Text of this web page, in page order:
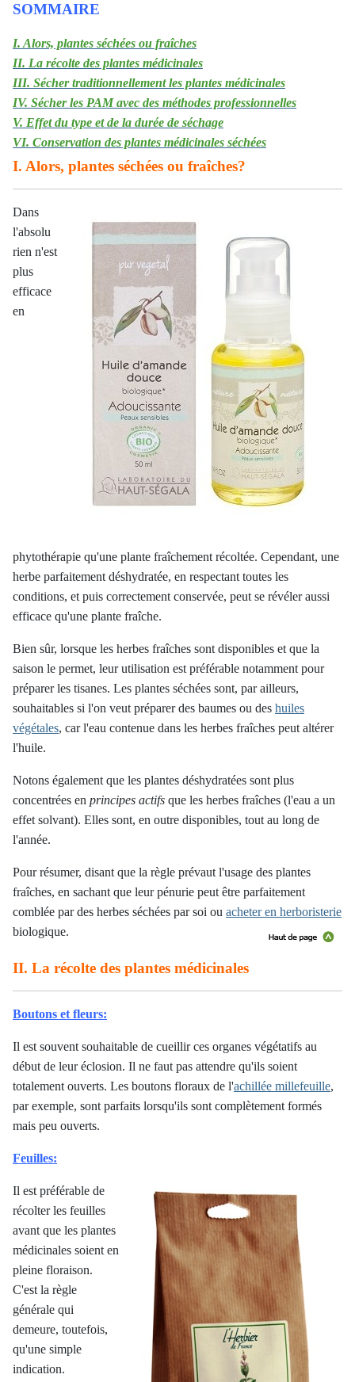
SOMMAIRE
I. Alors, plantes séchées ou fraîches
II. La récolte des plantes médicinales
III. Sécher traditionnellement les plantes médicinales
IV. Sécher les PAM avec des méthodes professionnelles
V. Effet du type et de la durée de séchage
VI. Conservation des plantes médicinales séchées
I. Alors, plantes séchées ou fraîches?
Dans
l'absolu
rien n'est
plus
efficace
en
phytothérapie qu'une plante fraîchement récoltée. Cependant, une
herbe parfaitement déshydratée, en respectant toutes les
conditions, et puis correctement conservée, peut se révéler aussi
efficace qu'une plante fraîche.
Bien sûr, lorsque les herbes fraîches sont disponibles et que la
saison le permet, leur utilisation est préférable notamment pour
préparer les tisanes. Les plantes séchées sont, par ailleurs,
souhaitables si l'on veut préparer des baumes ou des huiles
végétales, car l'eau contenue dans les herbes fraîches peut altérer
l'huile.
Notons également que les plantes déshydratées sont plus
concentrées en principes actifs que les herbes fraîches (l'eau a un
effet solvant). Elles sont, en outre disponibles, tout au long de
l'année.
Pour résumer, disant que la règle prévaut l'usage des plantes
fraîches, en sachant que leur pénurie peut être parfaitement
comblée par des herbes séchées par soi ou acheter en herboristerie
biologique.
II. La récolte des plantes médicinales
Boutons et fleurs:
Il est souvent souhaitable de cueillir ces organes végétatifs au
début de leur éclosion. Il ne faut pas attendre qu'ils soient
totalement ouverts. Les boutons floraux de l'achillée millefeuille,
par exemple, sont parfaits lorsqu'ils sont complètement formés
mais peu ouverts.
Feuilles:
Il est préférable de
récolter les feuilles
avant que les plantes
médicinales soient en
pleine floraison.
C'est la règle
générale qui
demeure, toutefois,
qu'une simple
indication.